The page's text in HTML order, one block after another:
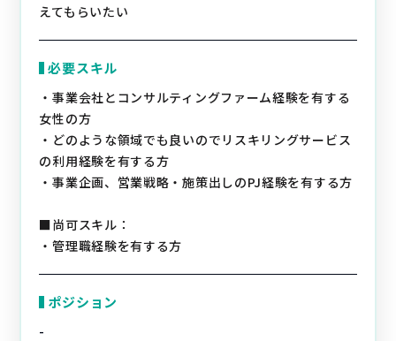
えてもらいたい
必要スキル
・事業会社とコンサルティングファーム経験を有する
女性の方
・どのような領域でも良いのでリスキリングサービス
の利用経験を有する方
・事業企画、営業戦略・施策出しのPJ経験を有する方
■尚可スキル：
・管理職経験を有する方
ポジション
-